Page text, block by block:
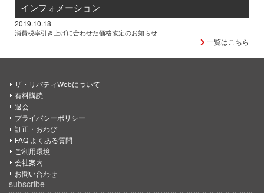
インフォメーション
2019.10.18
消費税率引き上げに合わせた価格改定のお知らせ
一覧はこちら
ザ・リバティWebについて
有料購読
退会
プライバシーポリシー
訂正・おわび
FAQ よくある質問
ご利用環境
会社案内
お問い合わせ
subscribe